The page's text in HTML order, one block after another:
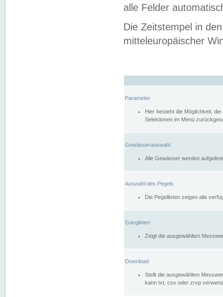
alle Felder
Die Zeitstempel in
mitteleuropäischer
Parameter
Hier besteht die Möglichkeit,
Selektionen im Menü
Gewässerauswahl
Alle Gewässer werden
Auswahl des Pegels
Die Pegellisten zeigen alle
Ganglinien
Zeigt die ausgewählten
Download
Stellt die ausgewählten
kann txt, csv oder zrxp